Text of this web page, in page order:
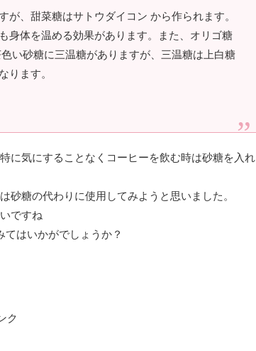
が、甜菜糖はサトウダイコン から作られます。
身体を温める効果があります。また、オリゴ糖
い砂糖に三温糖がありますが、三温糖は上白糖
ります。
に気にすることなくコーヒーを飲む時は砂糖を入れ
砂糖の代わりに使用してみようと思いました。
ですね
はいかがでしょうか？
ク